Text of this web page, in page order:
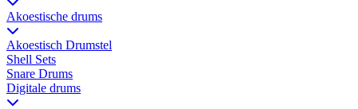
Akoestische drums
Akoestisch Drumstel
Shell Sets
Snare Drums
Digitale drums